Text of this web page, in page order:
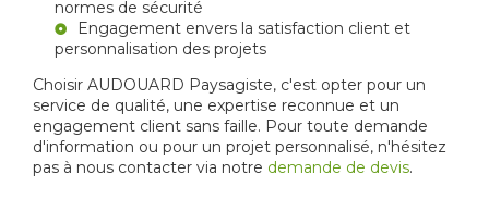
normes de sécurité
Engagement envers la satisfaction client et
personnalisation des projets
Choisir AUDOUARD Paysagiste, c'est opter pour un
service de qualité, une expertise reconnue et un
engagement client sans faille. Pour toute demande
d'information ou pour un projet personnalisé, n'hésitez
pas à nous contacter via notre demande de devis.